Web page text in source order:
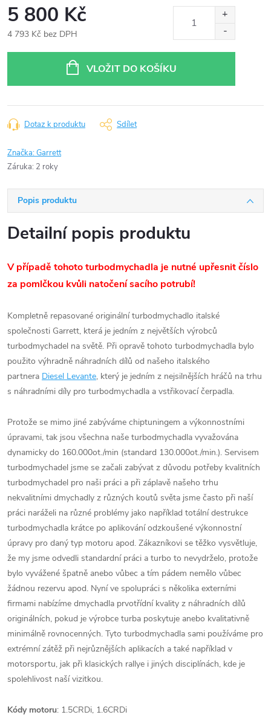
5 800 Kč
4 793 Kč bez DPH
VLOŽIT DO KOŠÍKU
Dotaz k produktu Sdílet
Značka:Garrett
Záruka: 2 roky
Popis produktu
Detailní popis produktu
V případě tohoto turbodmychadla je nutné upřesnit číslo
za pomlčkou kvůli natočení sacího potrubí!
Kompletně repasované originální turbodmychadlo italské
společnosti Garrett, která je jedním z největších výrobců
turbodmychadel na světě. Při opravě tohoto turbodmychadla bylo
použito výhradně náhradních dílů od našeho italského
partnera Diesel Levante, který je jedním z nejsilnějších hráčů na trhu
s náhradními díly pro turbodmychadla a vstřikovací čerpadla.
Protože se mimo jiné zabýváme chiptuningem a výkonnostními
úpravami, tak jsou všechna naše turbodmychadla vyvažována
dynamicky do 160.000ot./min (standard 130.000ot./min.). Servisem
turbodmychadel jsme se začali zabývat z důvodu potřeby kvalitních
turbodmychadel pro naši práci a při záplavě našeho trhu
nekvalitními dmychadly z různých koutů světa jsme často při naší
práci naráželi na různé problémy jako například totální destrukce
turbodmychadla krátce po aplikování odzkoušené výkonnostní
úpravy pro daný typ motoru apod. Zákazníkovi se těžko vysvětluje,
že my jsme odvedli standardní práci a turbo to nevydrželo, protože
bylo vyvážené špatně anebo vůbec a tím pádem nemělo vůbec
žádnou rezervu apod. Nyní ve spolupráci s několika externími
firmami nabízíme dmychadla prvotřídní kvality z náhradních dílů
originálních, pokud je výrobce turba poskytuje anebo kvalitativně
minimálně rovnocenných. Tyto turbodmychadla sami používáme pro
extrémní zátěž při nejrůznějších aplikacích a také například v
motorsportu, jak při klasických rallye i jiných disciplínách, kde je
spolehlivost naší vizitkou.
Kódy motoru: 1.5CRDi, 1.6CRDi